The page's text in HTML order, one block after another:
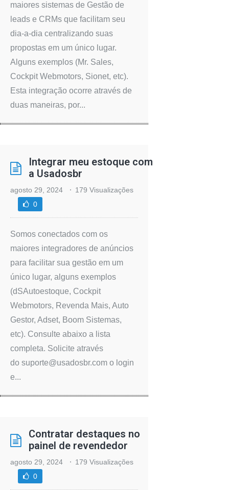
maiores sistemas de Gestão de
leads e CRMs que facilitam seu
dia-a-dia centralizando suas
propostas em um único lugar.
Alguns exemplos (Mr. Sales,
Cockpit Webmotors, Sionet, etc).
Esta integração ocorre através de
duas maneiras, por...
Integrar meu estoque com
a Usadosbr
agosto 29, 2024
179 Visualizações
0
Somos conectados com os
maiores integradores de anúncios
para facilitar sua gestão em um
único lugar, alguns exemplos
(dSAutoestoque, Cockpit
Webmotors, Revenda Mais, Auto
Gestor, Adset, Boom Sistemas,
etc). Consulte abaixo a lista
completa. Solicite através
do suporte@usadosbr.com o login
e...
Contratar destaques no
painel de revendedor
agosto 29, 2024
179 Visualizações
0